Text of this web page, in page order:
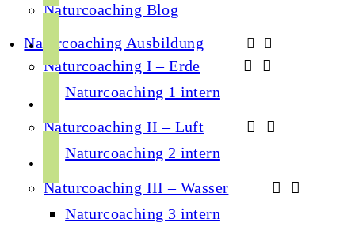
Naturcoaching Blog
Naturcoaching Ausbildung
Naturcoaching I – Erde
Naturcoaching 1 intern
Naturcoaching II – Luft
Naturcoaching 2 intern
Naturcoaching III – Wasser
Naturcoaching 3 intern
c
b
o
k
n
s
g
a
u
b
o